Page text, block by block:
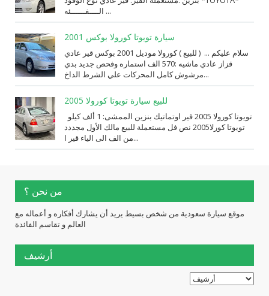
الــــفــــــئه ...
سيارة تويوتا كورولا بوكس 2001
سلام عليكم ... ( للبيع ) كورولا موديل 2001 بوكس قير عادي
قزاز عادي ماشيه :570 الف استماره وفحص جديد بدي
مرشوش كامل المحركات علي الشرط الداخ...
للبيع سيارة تويوتا كورولا 2005
تويوتا كورلا2005 نص فل مستعملة للبيع مالك الأول مجددد
من الف الى الياء قير ا...
من نحن ؟
موقع سيارة سعودية من شخص بسيط يريد أن يشارك أفكاره و أعماله مع
العالم و تقاسم الفائدة
أرشيف